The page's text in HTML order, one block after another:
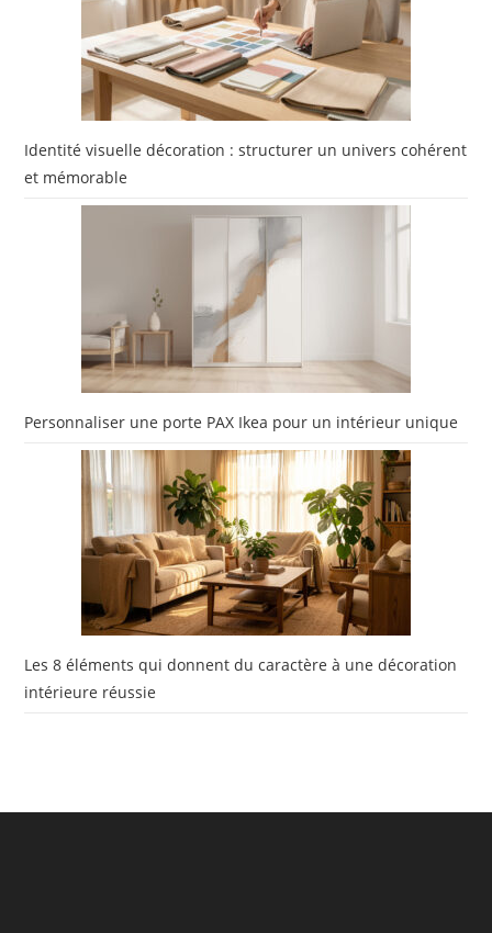
Identité visuelle décoration : structurer un univers cohérent
et mémorable
Personnaliser une porte PAX Ikea pour un intérieur unique
Les 8 éléments qui donnent du caractère à une décoration
intérieure réussie